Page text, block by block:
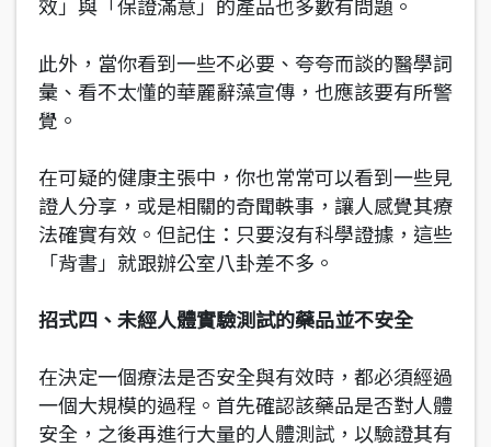
此外，當你看到一些不必要、夸夸而談的醫學詞
彙、看不太懂的華麗辭藻宣傳，也應該要有所警
覺。
在可疑的健康主張中，你也常常可以看到一些見
證人分享，或是相關的奇聞軼事，讓人感覺其療
法確實有效。但記住：只要沒有科學證據，這些
「背書」就跟辦公室八卦差不多。
招式四、未經人體實驗測試的藥品並不安全
在決定一個療法是否安全與有效時，都必須經過
一個大規模的過程。首先確認該藥品是否對人體
安全，之後再進行大量的人體測試，以驗證其有